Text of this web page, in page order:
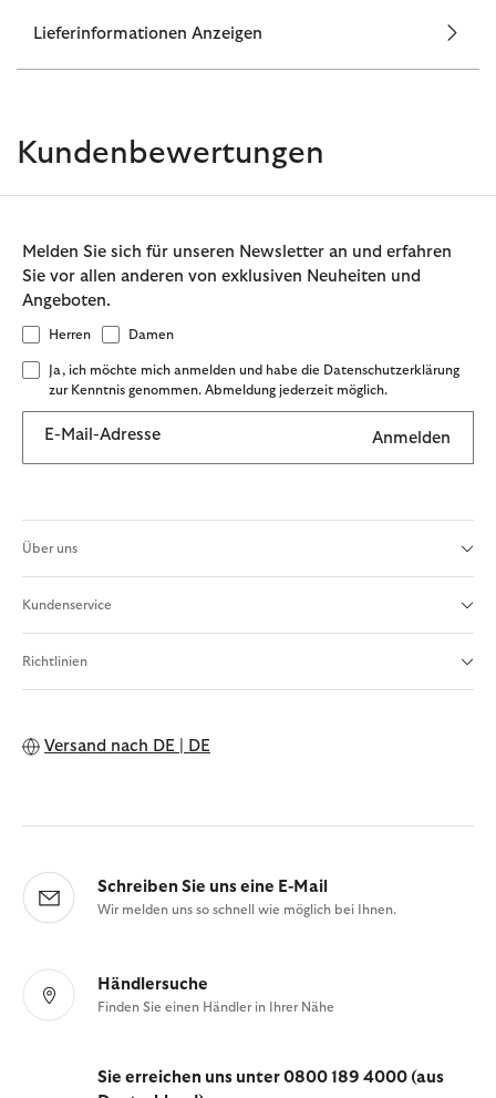
Lieferinformationen Anzeigen
Kundenbewertungen
Melden Sie sich für unseren Newsletter an und erfahren
Sie vor allen anderen von exklusiven Neuheiten und
Angeboten.
Herren Damen
Ja, ich möchte mich anmelden und habe die Datenschutzerklärung
zur Kenntnis genommen. Abmeldung jederzeit möglich.
E-Mail-Adresse Anmelden
Über uns
Kundenservice
Richtlinien
Versand nach DE | DE
Schreiben Sie uns eine E-Mail
Wir melden uns so schnell wie möglich bei Ihnen.
Händlersuche
Finden Sie einen Händler in Ihrer Nähe
Sie erreichen uns unter 0800 189 4000 (aus